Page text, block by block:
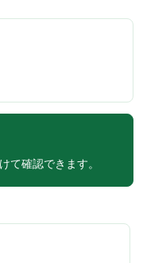
て確認できます。